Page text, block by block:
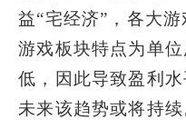
益“宅经济”，各大
游戏板块特点为单
低，因此导致盈利
未来该趋势或将持续